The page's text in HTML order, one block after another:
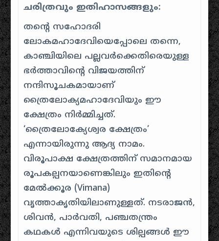
ചരിത്രവും ഇതിഹാസങ്ങളും:
തന്റെ സഹോദരി
ലോകമഹാദേവിയെപ്പോലെ തന്നെ,
കാഞ്ചിയിലെ പല്ലവർക്കെതിരെയുള്ള
ഭർത്താവിന്റെ വിജയത്തിന്
നന്ദിസൂചകമായാണ്
ത്രൈലോക്യമഹാദേവിയും ഈ
ക്ഷേത്രം നിർമ്മിച്ചത്.
‘ത്രൈലോക്യേശ്വര ക്ഷേത്രം’
എന്നായിരുന്നു ആദ്യ നാമം.
വിരൂപാക്ഷ ക്ഷേത്രത്തിന് സമാനമായ
രൂപകല്പനയാണെങ്കിലും ഇതിന്റെ
മേൽക്കൂര (Vimana)
വൃത്താകൃതിയിലാണുള്ളത്. നടരാജൻ,
ശിവൻ, പാർവതി, പഞ്ചതന്ത്രം
കഥകൾ എന്നിവയുടെ ശില്പങ്ങൾ ഈ